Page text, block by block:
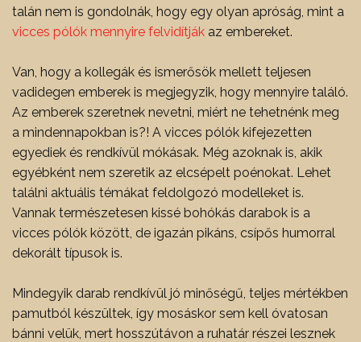
talán nem is gondolnák, hogy egy olyan apróság, mint a
vicces pólók mennyire felvidítják az embereket.
Van, hogy a kollegák és ismerősök mellett teljesen
vadidegen emberek is megjegyzik, hogy mennyire találó.
Az emberek szeretnek nevetni, miért ne tehetnénk meg
a mindennapokban is?! A vicces pólók kifejezetten
egyediek és rendkívül mókásak. Még azoknak is, akik
egyébként nem szeretik az elcsépelt poénokat. Lehet
találni aktuális témákat feldolgozó modelleket is.
Vannak természetesen kissé bohókás darabok is a
vicces pólók között, de igazán pikáns, csípős humorral
dekorált típusok is.
Mindegyik darab rendkívül jó minőségű, teljes mértékben
pamutból készültek, így mosáskor sem kell óvatosan
bánni velük, mert hosszútávon a ruhatár részei lesznek